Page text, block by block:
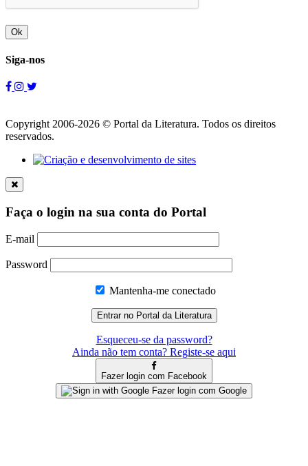
Ok
Siga-nos
Copyright 2006-2026 © Portal da Literatura. Todos os direitos
reservados.
Faça o login na sua conta do Portal
E-mail
Password
Mantenha-me conectado
Esqueceu-se da password?
Ainda não tem conta? Registe-se aqui
Fazer login com Facebook
Fazer login com Google